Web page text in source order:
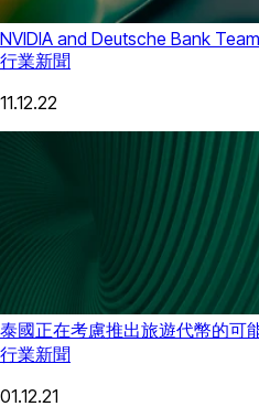
NVIDIA and Deutsche Bank
行業新聞
11.12.22
泰國正在考慮推出旅遊代幣的可
行業新聞
01.12.21